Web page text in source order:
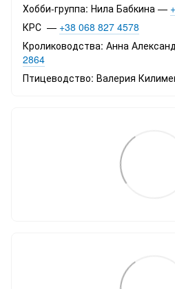
Хобби-группа: Нила Бабкина —
КРС — +38 068 827 4578
Кролиководства: Анна
2864
Птицеводство: Валерия